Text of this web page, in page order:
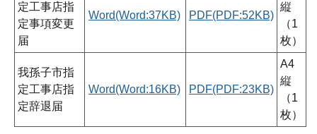
定工事店指
定事項変更
届
Word(Word:37KB) PDF(PDF:52KB)
縦
（1
枚）
我孫子市指
定工事店指
定辞退届
Word(Word:16KB) PDF(PDF:23KB)
A4
縦
（1
枚）